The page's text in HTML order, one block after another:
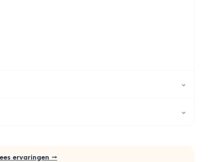
⌄
⌄
ervaringen →